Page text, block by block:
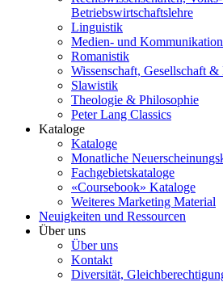
Betriebswirtschaftslehre
Linguistik
Medien- und
Romanistik
Wissenschaft, Gesellschaft
Slawistik
Theologie & Philosophie
Peter Lang Classics
Kataloge
Kataloge
Monatliche
Fachgebietskataloge
«Coursebook» Kataloge
Weiteres Marketing Material
Neuigkeiten und Ressourcen
Über uns
Über uns
Kontakt
Diversität,